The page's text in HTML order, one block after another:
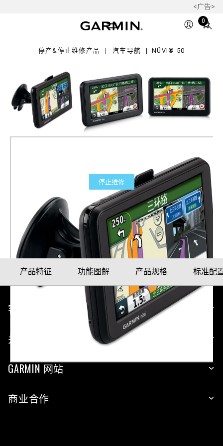
<广告>
0
Total
停产&停止维修产品 汽车导航 NÜVI® 50
停止维修
nüvi® 50
产品料号 010-00991-60
产品特征 功能图解 产品规格 标准配
客户服务
关于 GARMIN
GARMIN 网站
商业合作